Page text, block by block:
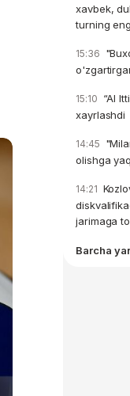
xavbek,
turning
15:36
15:10 “Al
xayrlashdi
14:45
olishga
14:21
jarimaga
Barcha